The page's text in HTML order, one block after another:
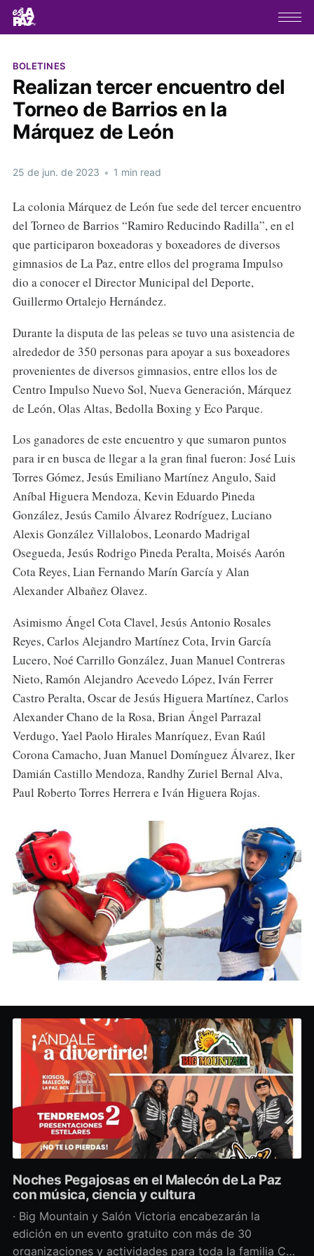
BOLETINES
Realizan tercer encuentro del
Torneo de Barrios en la
Márquez de León
25 de jun. de 2023 • 1 min read
La colonia Márquez de León fue sede del tercer encuentro
del Torneo de Barrios “Ramiro Reducindo Radilla”, en el
que participaron boxeadoras y boxeadores de diversos
gimnasios de La Paz, entre ellos del programa Impulso
dio a conocer el Director Municipal del Deporte,
Guillermo Ortalejo Hernández.
Durante la disputa de las peleas se tuvo una asistencia de
alrededor de 350 personas para apoyar a sus boxeadores
provenientes de diversos gimnasios, entre ellos los de
Centro Impulso Nuevo Sol, Nueva Generación, Márquez
de León, Olas Altas, Bedolla Boxing y Eco Parque.
Los ganadores de este encuentro y que sumaron puntos
para ir en busca de llegar a la gran final fueron: José Luis
Torres Gómez, Jesús Emiliano Martínez Angulo, Said
Aníbal Higuera Mendoza, Kevin Eduardo Pineda
González, Jesús Camilo Álvarez Rodríguez, Luciano
Alexis González Villalobos, Leonardo Madrigal
Osegueda, Jesús Rodrigo Pineda Peralta, Moisés Aarón
Cota Reyes, Lian Fernando Marín García y Alan
Alexander Albañez Olavez.
Asimismo Ángel Cota Clavel, Jesús Antonio Rosales
Reyes, Carlos Alejandro Martínez Cota, Irvin García
Lucero, Noé Carrillo González, Juan Manuel Contreras
Nieto, Ramón Alejandro Acevedo López, Iván Ferrer
Castro Peralta, Oscar de Jesús Higuera Martínez, Carlos
Alexander Chano de la Rosa, Brian Ángel Parrazal
Verdugo, Yael Paolo Hirales Manríquez, Evan Raúl
Corona Camacho, Juan Manuel Domínguez Álvarez, Iker
Damián Castillo Mendoza, Randhy Zuriel Bernal Alva,
Paul Roberto Torres Herrera e Iván Higuera Rojas.
Noches Pegajosas en el Malecón de La Paz
con música, ciencia y cultura
· Big Mountain y Salón Victoria encabezarán la
edición en un evento gratuito con más de 30
organizaciones y actividades para toda la familia Con